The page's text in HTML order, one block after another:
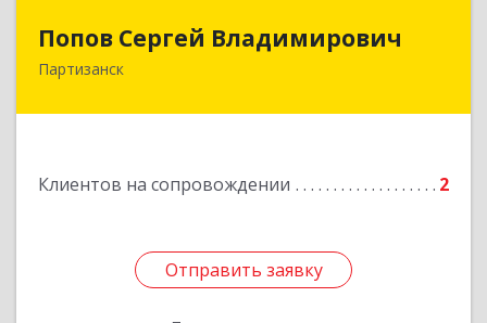
Попов Сергей Владимирович
Партизанск
Клиентов на сопровождении 2
Отправить заявку
Попов Сергей Владимирович
692922, Приморский край, г. Находка, ул.
Отправить заявку